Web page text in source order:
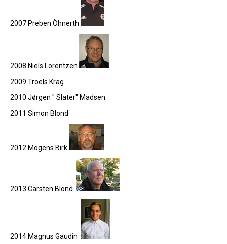
2007 Preben Öhnerth
2008 Niels Lorentzen
2009 Troels Krag
2010 Jørgen " Slater" Madsen
2011 Simon Blond
2012 Mogens Birk
2013 Carsten Blond
2014 Magnus Gaudin